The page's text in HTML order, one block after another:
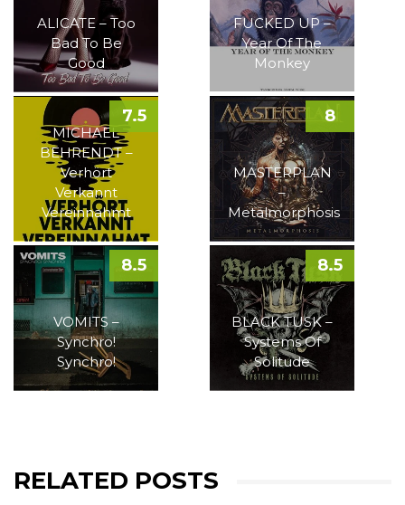
ALICATE – Too
Bad To Be
Good
FUCKED UP –
Year Of The
Monkey
MICHAEL
BEHRENDT –
Verhört
Verkannt
Vereinnahmt
7.5
MASTERPLAN
–
Metalmorphosis
8
VOMITS –
Synchro!
Synchro!
8.5
BLACK TUSK –
Systems Of
Solitude
8.5
RELATED POSTS